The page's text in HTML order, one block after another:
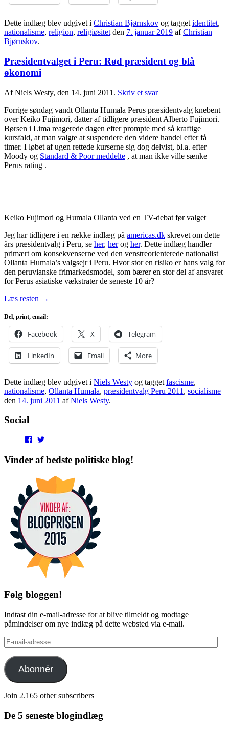
Dette indlæg blev udgivet i Christian Bjørnskov og tagget identitet,
nationalisme, religion, religiøsitet den 7. januar 2019 afChristian
Bjørnskov.
Præsidentvalget i Peru: Rød præsident og blå
økonomi
Af Niels Westy, den 14. juni 2011. Skriv et svar
Forrige søndag vandt Ollanta Humala Perus præsidentvalg knebent
over Keiko Fujimori, datter af tidligere præsident Alberto Fujimori.
Børsen i Lima reagerede dagen efter prompte med så kraftige
kursfald, at man valgte at suspendere den videre handel efter få
timer. I løbet af ugen rettede kurserne sig dog delvist, bl.a. efter
Moody og Standard & Poor meddelte , at man ikke ville sænke
Perus rating .
Keiko Fujimori og Humala Ollanta ved en TV-debat før valget
Jeg har tidligere i en række indlæg på americas.dk skrevet om dette
års præsidentvalg i Peru, se her, herog her. Dette indlæg handler
primært om konsekvenserne ved den venstreorienterede nationalist
Ollanta Humala’s valgsejr i Peru. Hvor stor en risiko er hans valg for
den peruvianske frimarkedsmodel, som bærer en stor del af ansvaret
for Perus asiatiske vækstrater de seneste 10 år?
Læs resten →
Del, print, email:
Facebook X Telegram
LinkedIn Email More
Dette indlæg blev udgivet i Niels Westy og tagget fascisme,
nationalisme, Ollanta Humala, præsidentvalg Peru 2011 , socialisme
den 14. juni 2011 afNiels Westy.
Social
View
profile
on
profile
on
Vinder af bedste politiske blog!
Følg bloggen!
Indtast din e-mail-adresse for at blive tilmeldt og modtage
påmindelser om nye indlæg på dette websted via e-mail.
E-
mail-
adresse
Abonnér
Join 2.165 other subscribers
De 5 seneste blogindlæg